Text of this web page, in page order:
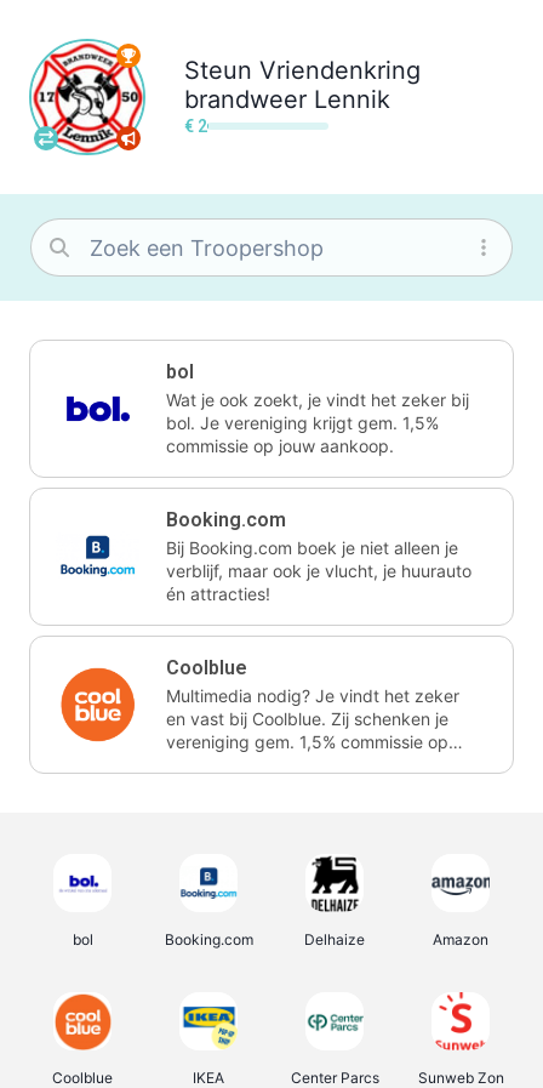
Steun Vriendenkring
brandweer Lennik
€ 2
bol
Wat je ook zoekt, je vindt het zeker bij
bol. Je vereniging krijgt gem. 1,5%
commissie op jouw aankoop.
Booking.com
Bij Booking.com boek je niet alleen je
verblijf, maar ook je vlucht, je huurauto
én attracties!
Coolblue
Multimedia nodig? Je vindt het zeker
en vast bij Coolblue. Zij schenken je
vereniging gem. 1,5% commissie op
bol Booking.com Delhaize Amazon
Coolblue IKEA Center Parcs Sunweb Zon